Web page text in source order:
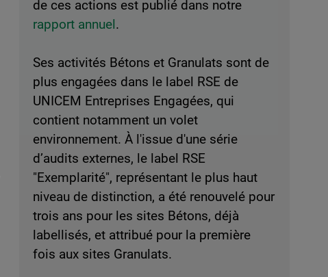
de ces actions est publié dans notre
rapport annuel.
Ses activités Bétons et Granulats sont de
plus engagées dans le label RSE de
UNICEM Entreprises Engagées, qui
contient notamment un volet
environnement. À l'issue d'une série
d’audits externes, le label RSE
"Exemplarité", représentant le plus haut
niveau de distinction, a été renouvelé pour
trois ans pour les sites Bétons, déjà
labellisés, et attribué pour la première
fois aux sites Granulats.